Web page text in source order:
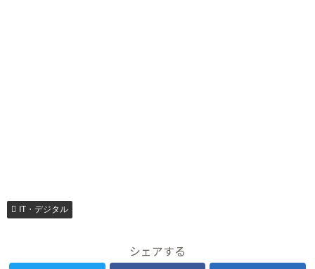
IT・デジタル
シェアする